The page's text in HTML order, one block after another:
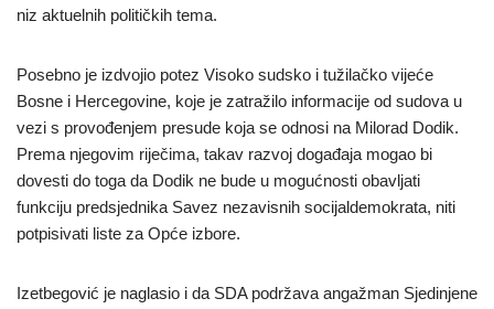
niz aktuelnih političkih tema.
Posebno je izdvojio potez Visoko sudsko i tužilačko vijeće
Bosne i Hercegovine, koje je zatražilo informacije od sudova u
vezi s provođenjem presude koja se odnosi na Milorad Dodik.
Prema njegovim riječima, takav razvoj događaja mogao bi
dovesti do toga da Dodik ne bude u mogućnosti obavljati
funkciju predsjednika Savez nezavisnih socijaldemokrata, niti
potpisivati liste za Opće izbore.
Izetbegović je naglasio i da SDA podržava angažman Sjedinjene